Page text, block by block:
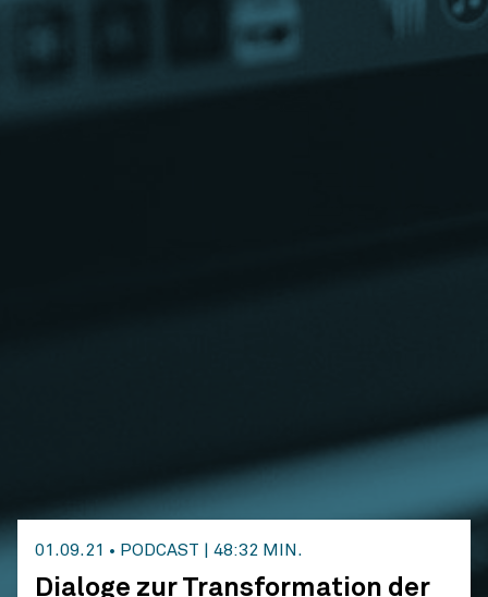
01.09.21 • PODCAST 48:32 MIN.
Dialoge zur Transformation der